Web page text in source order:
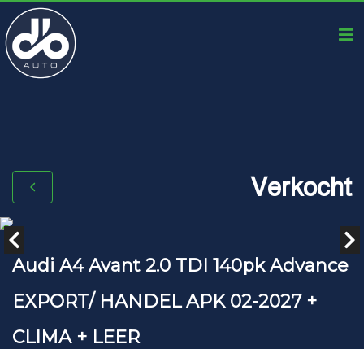
Verkocht
Audi A4 Avant 2.0 TDI 140pk Advance
EXPORT/ HANDEL APK 02-2027 +
CLIMA + LEER